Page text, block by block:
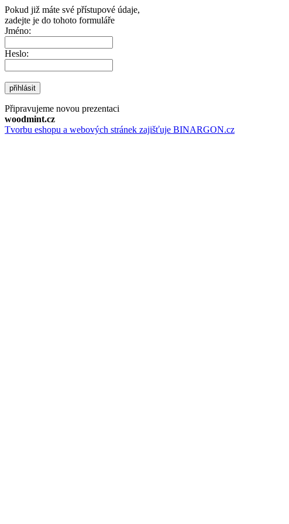
Pokud již máte své přístupové údaje,
zadejte je do tohoto formuláře
Jméno:
Heslo:
přihlásit
Připravujeme novou prezentaci
woodmint.cz
Tvorbu eshopu a webových stránek zajišťuje BINARGON.cz